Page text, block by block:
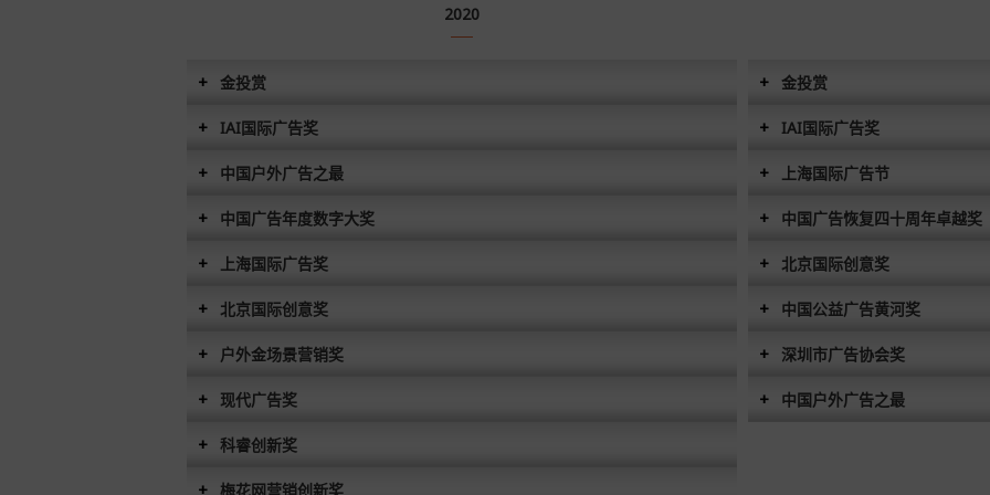
2020
金投赏
IAI国际广告奖
中国户外广告之最
中国广告年度数字大奖
上海国际广告奖
北京国际创意奖
户外金场景营销奖
现代广告奖
科睿创新奖
梅花网营销创新奖
金投赏
IAI国际广告奖
上海国际广告节
中国广告恢复四十周年卓越奖
北京国际创意奖
中国公益广告黄河奖
深圳市广告协会奖
中国户外广告之最